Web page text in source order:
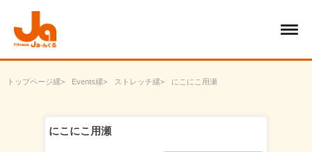
トップページ Events ストレッチ にこにこ用瀬
にこにこ用瀬